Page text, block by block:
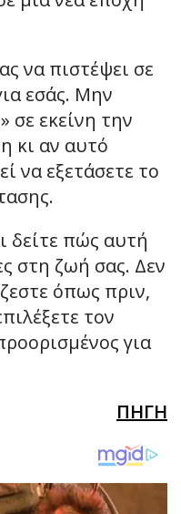
να πιστέψει σε
εσάς. Μην
σε εκείνη την
κι αν αυτό
να εξετάσετε το
δείτε πώς αυτή
στη ζωή σας. Δεν
όπως πριν,
τον
για
ΠΗΓΗ